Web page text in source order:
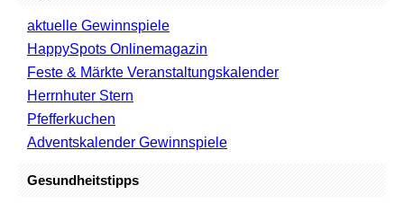
aktuelle Gewinnspiele
HappySpots Onlinemagazin
Feste & Märkte Veranstaltungskalender
Herrnhuter Stern
Pfefferkuchen
Adventskalender Gewinnspiele
Gesundheitstipps